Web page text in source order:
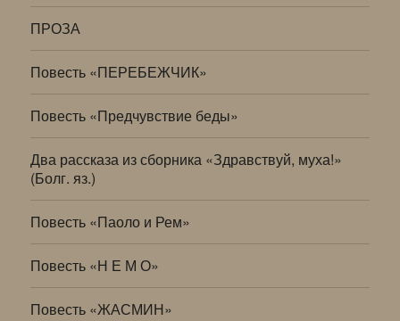
ПРОЗА
Повесть «ПЕРЕБЕЖЧИК»
Повесть «Предчувствие беды»
Два рассказа из сборника «Здравствуй, муха!»
(Болг. яз.)
Повесть «Паоло и Рем»
Повесть «Н Е М О»
Повесть «ЖАСМИН»